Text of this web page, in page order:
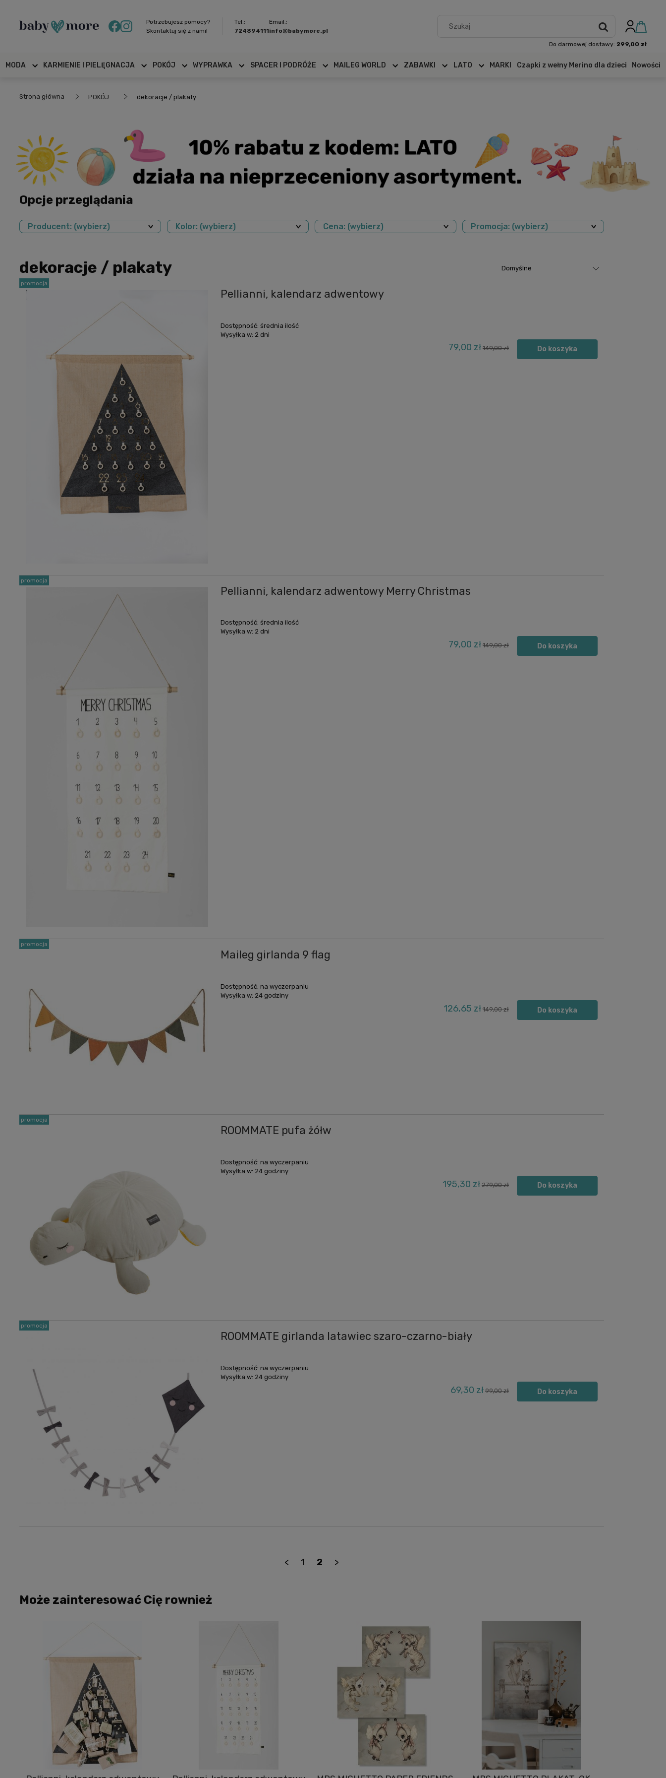
Potrzebujesz pomocy?
Skontaktuj się z nami!
Tel.:
724894111
Email.:
info@babymore.pl
Do darmowej dostawy: 299,00 zł
MODA KARMIENIE I PIELĘGNACJA POKÓJ WYPRAWKA SPACER I PODRÓŻE MAILEG WORLD ZABAWKI LATO MARKI Czapki z wełny Merino dla dzieci Nowości
Strona główna POKÓJ dekoracje / plakaty
Opcje przeglądania
Producent: (wybierz) Kolor: (wybierz) Cena: (wybierz) Promocja: (wybierz)
dekoracje / plakaty
Pellianni, kalendarz adwentowy
Dostępność: średnia ilość
Wysyłka w: 2 dni
79,00 zł 149,00 zł Do koszyka
promocja
Pellianni, kalendarz adwentowy Merry Christmas
Dostępność: średnia ilość
Wysyłka w: 2 dni
79,00 zł 149,00 zł Do koszyka
promocja
Maileg girlanda 9 flag
Dostępność: na wyczerpaniu
Wysyłka w: 24 godziny
126,65 zł 149,00 zł Do koszyka
promocja
ROOMMATE pufa żółw
Dostępność: na wyczerpaniu
Wysyłka w: 24 godziny
195,30 zł 279,00 zł Do koszyka
promocja
ROOMMATE girlanda latawiec szaro-czarno-biały
Dostępność: na wyczerpaniu
Wysyłka w: 24 godziny
69,30 zł 99,00 zł Do koszyka
promocja
< 1 2 >
Może zainteresować Cię rownież